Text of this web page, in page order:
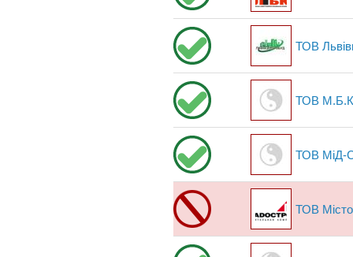
ТОВ
ТОВ
ТОВ МіД-
ТОВ